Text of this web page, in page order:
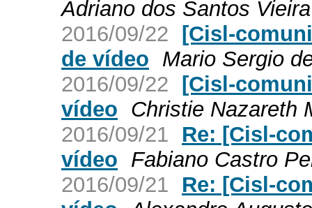
Adriano dos Santos Vieira
2016/09/22 [Cisl-
de vídeo Mario Sergio
2016/09/22 [Cisl-
vídeo Christie Nazareth
2016/09/21
Re: [Cisl-
vídeo Fabiano Castro
2016/09/21
Re: [Cisl-